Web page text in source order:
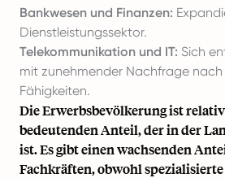
Bankwesen und Finanzen:
Dienstleistungssektor.
Telekommunikation und IT: Sich
mit zunehmender Nachfrage
Fähigkeiten.
Die Erwerbsbevölkerung ist
bedeutenden Anteil, der in der
ist. Es gibt einen wachsenden
Fachkräften, obwohl